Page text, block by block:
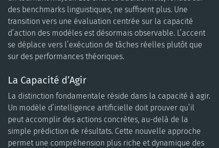
des benchmarks linguistiques, ne suffisent plus. Une
transition vers une évaluation centrée sur la capacité
d’action des modèles est désormais observable. L’accent
se déplace vers l’exécution de tâches réelles plutôt que
sur des performances théoriques.
La Capacité d’Agir
La distinction fondamentale réside dans la capacité à agir.
Un modèle d’intelligence artificielle doit prouver qu’il
peut accomplir des actions concrètes, au-delà de la
simple prédiction de résultats. Cette nouvelle approche
permet une compréhension plus riche et dynamique des